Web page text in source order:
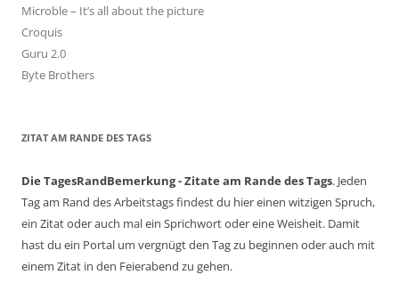
Microble – It’s all about the picture
Croquis
Guru 2.0
Byte Brothers
ZITAT AM RANDE DES TAGS
Die TagesRandBemerkung - Zitate am Rande des Tags. Jeden
Tag am Rand des Arbeitstags findest du hier einen witzigen Spruch,
ein Zitat oder auch mal ein Sprichwort oder eine Weisheit. Damit
hast du ein Portal um vergnügt den Tag zu beginnen oder auch mit
einem Zitat in den Feierabend zu gehen.